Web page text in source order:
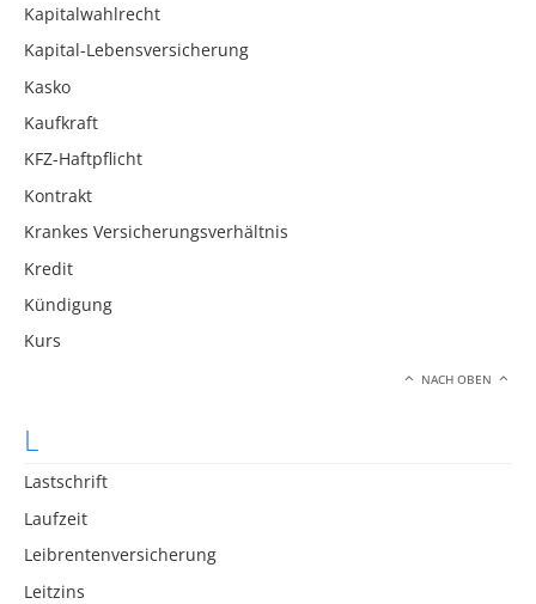
Kapitalwahlrecht
Kapital-Lebensversicherung
Kasko
Kaufkraft
KFZ-Haftpflicht
Kontrakt
Krankes Versicherungsverhältnis
Kredit
Kündigung
Kurs
NACH OBEN
L
Lastschrift
Laufzeit
Leibrentenversicherung
Leitzins